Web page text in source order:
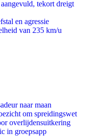
tekort dreigt
en agressie
van 235 km/u
naar maan
om spreidingswet
overlijdensuitkering
in groepsapp